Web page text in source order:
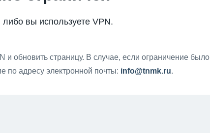
вы используете VPN.
и обновить страницу. В случае, если ограничение было
адресу электронной почты: info@tnmk.ru.